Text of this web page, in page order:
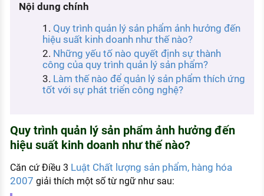
Tử vi nghề nghiệp
Kỹ năng nghề nghiệp
HƯỚNG NGHIỆP VIỆC LÀM
Đặc trưng từng nghề
XÂY DỰNG VÀ PHÁT TRIỂN ĐỘI NGŨ
NHÂN SỰ
Nội dung chính
Quy trình quản lý sản phẩm ảnh hưởng đến
hiệu suất kinh doanh như thế nào?
Những yếu tố nào quyết định sự thành
công của quy trình quản lý sản phẩm?
Làm thế nào để quản lý sản phẩm thích ứng
tốt với sự phát triển công nghệ?
Quy trình quản lý sản phẩm ảnh hưởng đến
hiệu suất kinh doanh như thế nào?
Căn cứ Điều 3 Luật Chất lượng sản phẩm, hàng hóa
2007 giải thích một số từ ngữ như sau: